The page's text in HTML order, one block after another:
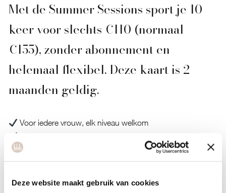
Deze website maakt gebruik van cookies
Met de Summer Sessions sport je 10
keer voor slechts €110 (normaal
€155), zonder abonnement en
helemaal flexibel. Deze kaart is 2
maanden geldig.
Voor iedere vrouw, elk niveau welkom
boksen, HIIT, outdoor en krachttraining
De ideale manier om bbb health boutique uit te proberen